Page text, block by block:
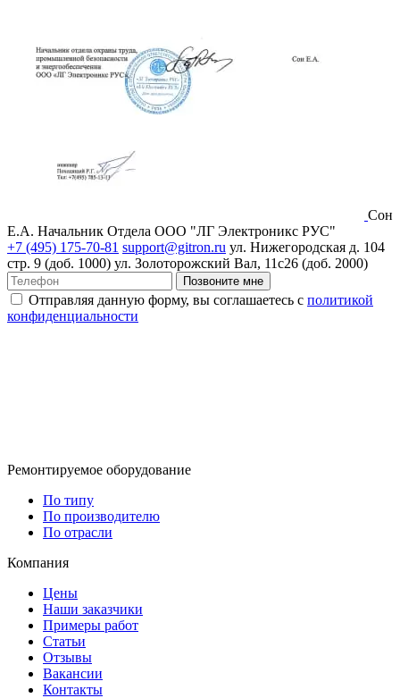
Сон
Е.А. Начальник Отдела ООО "ЛГ Электроникс РУС"
+7 (495) 175-70-81 support@gitron.ru ул. Нижегородская д. 104
стр. 9 (доб. 1000) ул. Золоторожский Вал, 11с26 (доб. 2000)
Позвоните мне
Отправляя данную форму, вы соглашаетесь с политикой
конфиденциальности
Ремонтируемое оборудование
По типу
По производителю
По отрасли
Компания
Цены
Наши заказчики
Примеры работ
Статьи
Отзывы
Вакансии
Контакты